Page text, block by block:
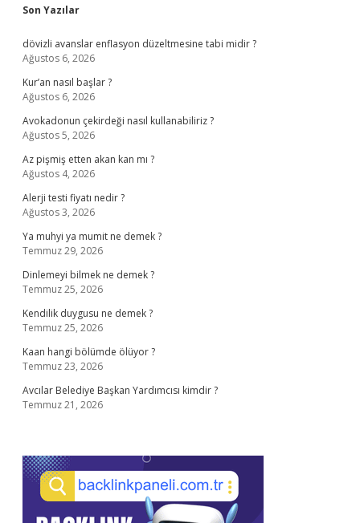
Sidebar
Son Yazılar
dövizli avanslar enflasyon düzeltmesine tabi midir ?
Ağustos 6, 2026
Kur’an nasıl başlar ?
Ağustos 6, 2026
Avokadonun çekirdeği nasıl kullanabiliriz ?
Ağustos 5, 2026
Az pişmiş etten akan kan mı ?
Ağustos 4, 2026
Alerji testi fiyatı nedir ?
Ağustos 3, 2026
Ya muhyi ya mumit ne demek ?
Temmuz 29, 2026
Dinlemeyi bilmek ne demek ?
Temmuz 25, 2026
Kendilik duygusu ne demek ?
Temmuz 25, 2026
Kaan hangi bölümde ölüyor ?
Temmuz 23, 2026
Avcılar Belediye Başkan Yardımcısı kimdir ?
Temmuz 21, 2026